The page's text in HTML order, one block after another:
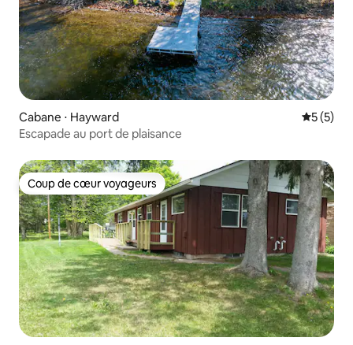
Cabane ⋅ Hayward
5 (5)
Escapade au port de plaisance
Coup de cœur voyageurs
Coup de cœur voyageurs